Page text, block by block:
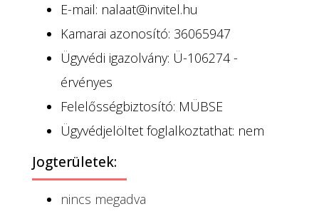
E-mail: nalaat@invitel.hu
Kamarai azonosító: 36065947
Ügyvédi igazolvány: Ü-106274 -
érvényes
Felelősségbiztosító: MÜBSE
Ügyvédjelöltet foglalkoztathat: nem
Jogterületek:
nincs megadva